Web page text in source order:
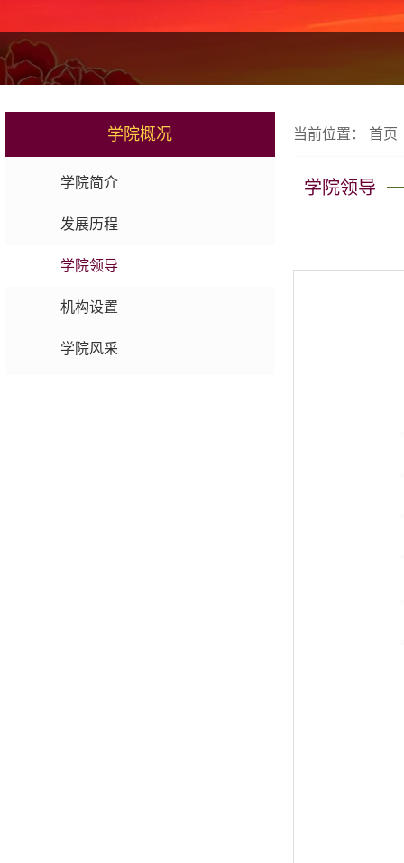
学院概况
学院简介
发展历程
学院领导
机构设置
学院风采
当前位置： 首页
学院领导